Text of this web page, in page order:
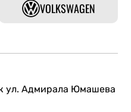
VOLKSWAGEN
ул. Адмирала Юмашева